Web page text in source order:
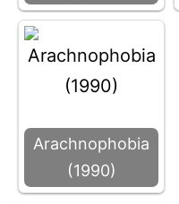
Arachnophobia
(1990)